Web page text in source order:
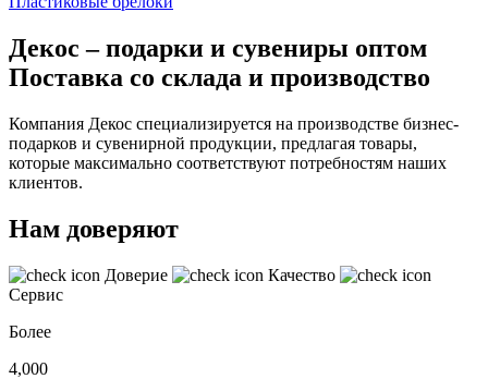
Декос – подарки и сувениры оптом
Поставка со склада и производство
Компания Декос специализируется на производстве бизнес-
подарков и сувенирной продукции, предлагая товары,
которые максимально соответствуют потребностям наших
клиентов.
Нам доверяют
Доверие
Качество
Сервис
Более
4,000